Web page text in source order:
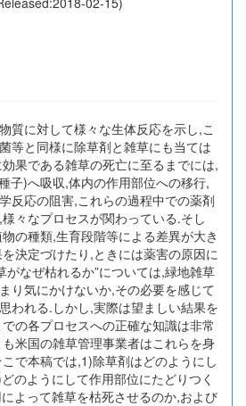
質に対して様々な生体反応を示し,こ
等と同様に除草剤と雑草にも当ては
果である雑草の死亡に至るまでには,
子)へ吸収,体内の作用部位への移行,
反応の阻害,これらの過程中での薬剤
々なプロセスが関わっている.そし
の種類,生育段階等による差異が大き
決定づけたり,ときには薬害の原因に
がなぜ枯れるか”については,緑地雑草
り気にかけないか,その必要を感じて
われる.しかし,実際は望ましい結果を
の各プロセスへの正確な知識は非常
米国の雑草管理事業者はこれらを身
で本稿では,1)除草剤はどのようにし
のようにして作用部位にたどりつく
よって雑草を枯死させるのか,および